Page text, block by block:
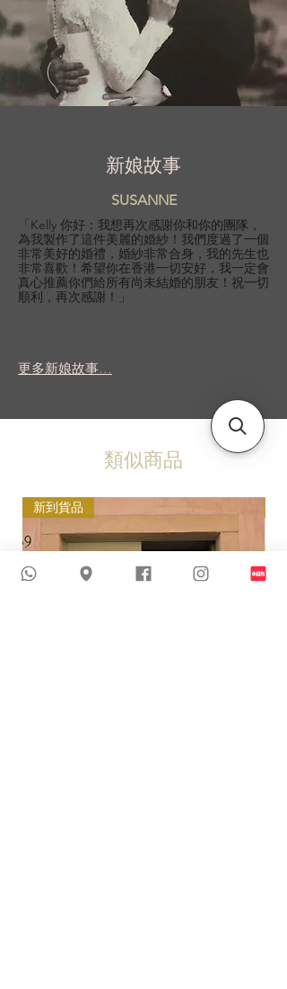
新娘故事
SUSANNE
「Kelly 你好：我想再次感謝你和你的團隊，
為我製作了這件美麗的婚紗！我們度過了一個
非常美好的婚禮，婚紗非常合身，我的先生也
非常喜歡！希望你在香港一切安好，我一定會
真心推薦你們給所有尚未結婚的朋友！祝一切
順利，再次感謝！」
更多新娘故事...
類似商品
新到貨品